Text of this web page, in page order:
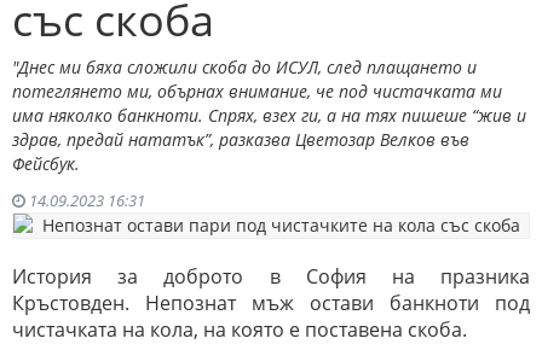
със скоба
"Днес ми бяха сложили скоба до ИСУЛ, след плащането и
потеглянето ми, обърнах внимание, че под чистачката ми
има няколко банкноти. Спрях, взех ги, а на тях пишеше “жив и
здрав, предай нататък”, разказва Цветозар Велков във
Фейсбук.
14.09.2023 16:31
История за доброто в София на празника
Кръстовден. Непознат мъж остави банкноти под
чистачката на кола, на която е поставена скоба.